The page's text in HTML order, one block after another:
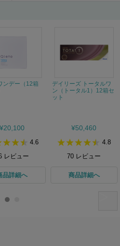
ンデー（12箱
¥20,100
4.6
レビュー
品詳細へ
デイリーズ トータルワ
ン（トータル1）12箱セ
ット
¥50,460
4.8
70 レビュー
商品詳細へ